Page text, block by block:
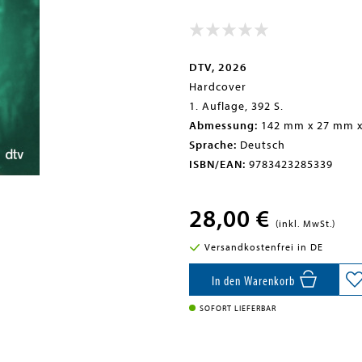
DTV, 2026
Hardcover
1. Auflage, 392 S.
Abmessung: 142 mm x 27 mm
Sprache: Deutsch
ISBN/EAN: 9783423285339
28,00 € (inkl. MwSt.)
Versandkostenfrei in DE
In den Warenkorb
SOFORT LIEFERBAR